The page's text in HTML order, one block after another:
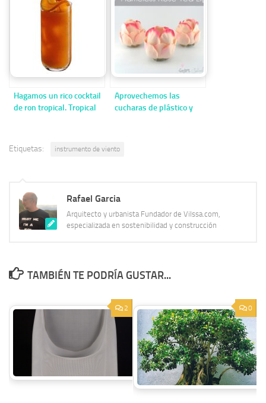
Hagamos un rico cocktail
de ron tropical. Tropical
Aprovechemos las
cucharas de plástico y
Etiquetas: instrumento de viento
Rafael Garcia
Arquitecto y urbanista Fundador de Vilssa.com,
especializada en sostenibilidad y construcción
TAMBIÉN TE PODRÍA GUSTAR...
2 0